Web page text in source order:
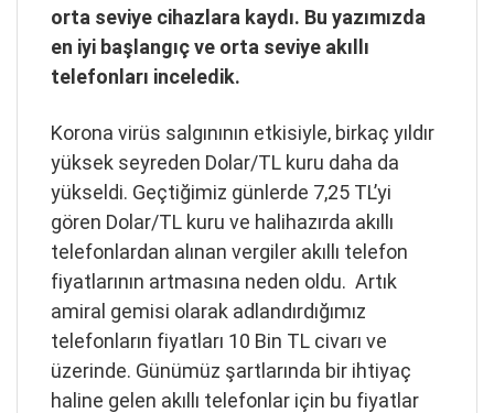
orta seviye cihazlara kaydı. Bu yazımızda
en iyi başlangıç ve orta seviye akıllı
telefonları inceledik.
Korona virüs salgınının etkisiyle, birkaç yıldır
yüksek seyreden Dolar/TL kuru daha da
yükseldi. Geçtiğimiz günlerde 7,25 TL’yi
gören Dolar/TL kuru ve halihazırda akıllı
telefonlardan alınan vergiler akıllı telefon
fiyatlarının artmasına neden oldu. Artık
amiral gemisi olarak adlandırdığımız
telefonların fiyatları 10 Bin TL civarı ve
üzerinde. Günümüz şartlarında bir ihtiyaç
haline gelen akıllı telefonlar için bu fiyatlar